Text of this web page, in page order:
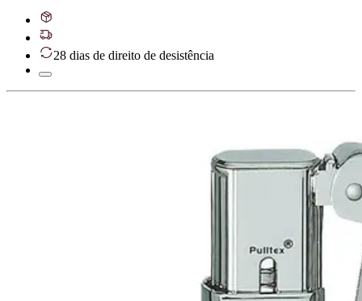
28 dias de direito de desistência